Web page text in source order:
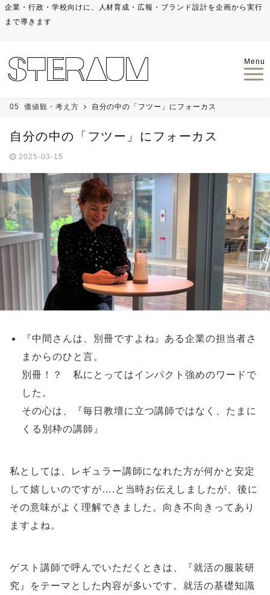
企業・行政・学校向けに、人材育成・広報・ブランド設計を企画から実行
まで導きます
Menu
05_価値観・考え方 自分の中の「フツー」にフォーカス
自分の中の「フツー」にフォーカス
2025-03-15
『中間さんは、別冊ですよね』ある企業の担当者さ
まからのひと言。
別冊！？ 私にとってはインパクト強めのワードで
した。
その心は、『毎日教壇に立つ講師ではなく、たまに
くる別枠の講師』
私としては、レギュラー講師になれた方が何かと安定
して嬉しいのですが….と当時お伝えしましたが、後に
その意味がよく理解できました。向き不向きってあり
ますよね。
ゲスト講師で呼んでいただくときは、『就活の服装研
究』をテーマとした内容が多いです。就活の基礎知識